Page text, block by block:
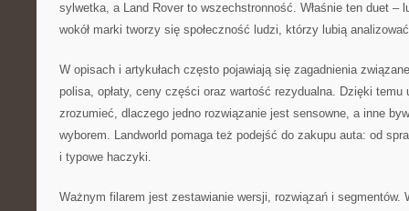
sylwetka, a Land Rover to wszechstronność. Właśnie ten duet –
wokół marki tworzy się społeczność ludzi, którzy lubią
W opisach i artykułach często pojawiają się zagadnienia
polisa, opłaty, ceny części oraz wartość rezydualna. Dzięki temu
zrozumieć, dlaczego jedno rozwiązanie jest sensowne, a inne
wyborem. Landworld pomaga też podejść do zakupu auta: od
i typowe haczyki.
Ważnym filarem jest zestawianie wersji, rozwiązań i segmentów.